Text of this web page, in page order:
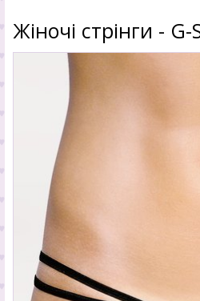
Жіночі стрінги -